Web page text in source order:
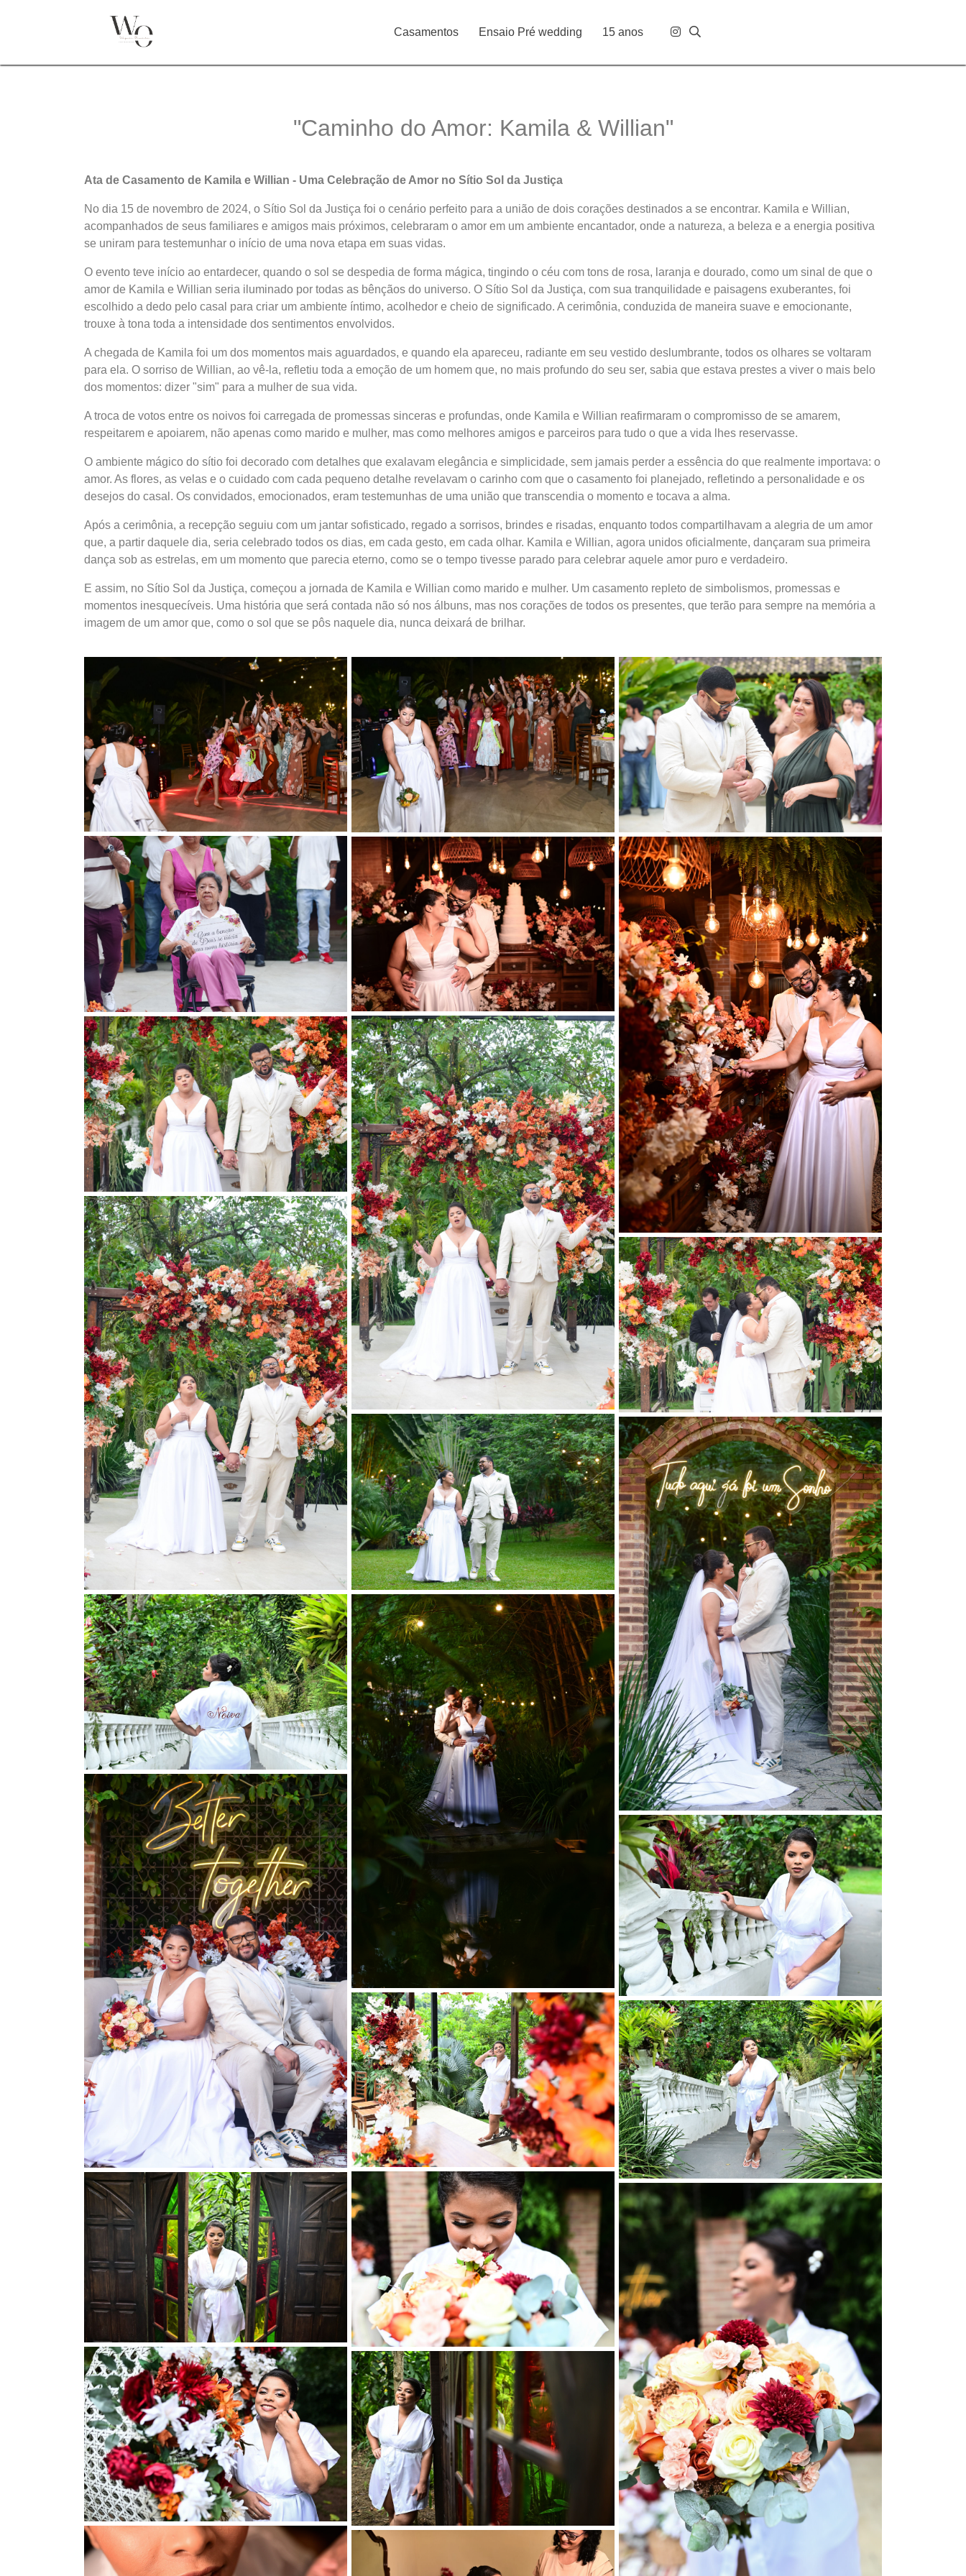
Casamentos Ensaio Pré wedding 15 anos
"Caminho do Amor: Kamila & Willian"
Ata de Casamento de Kamila e Willian - Uma Celebração de Amor no Sítio Sol da Justiça
No dia 15 de novembro de 2024, o Sítio Sol da Justiça foi o cenário perfeito para a união de dois corações destinados a se encontrar. Kamila e Willian,
acompanhados de seus familiares e amigos mais próximos, celebraram o amor em um ambiente encantador, onde a natureza, a beleza e a energia positiva
se uniram para testemunhar o início de uma nova etapa em suas vidas.
O evento teve início ao entardecer, quando o sol se despedia de forma mágica, tingindo o céu com tons de rosa, laranja e dourado, como um sinal de que o
amor de Kamila e Willian seria iluminado por todas as bênçãos do universo. O Sítio Sol da Justiça, com sua tranquilidade e paisagens exuberantes, foi
escolhido a dedo pelo casal para criar um ambiente íntimo, acolhedor e cheio de significado. A cerimônia, conduzida de maneira suave e emocionante,
trouxe à tona toda a intensidade dos sentimentos envolvidos.
A chegada de Kamila foi um dos momentos mais aguardados, e quando ela apareceu, radiante em seu vestido deslumbrante, todos os olhares se voltaram
para ela. O sorriso de Willian, ao vê-la, refletiu toda a emoção de um homem que, no mais profundo do seu ser, sabia que estava prestes a viver o mais belo
dos momentos: dizer "sim" para a mulher de sua vida.
A troca de votos entre os noivos foi carregada de promessas sinceras e profundas, onde Kamila e Willian reafirmaram o compromisso de se amarem,
respeitarem e apoiarem, não apenas como marido e mulher, mas como melhores amigos e parceiros para tudo o que a vida lhes reservasse.
O ambiente mágico do sítio foi decorado com detalhes que exalavam elegância e simplicidade, sem jamais perder a essência do que realmente importava: o
amor. As flores, as velas e o cuidado com cada pequeno detalhe revelavam o carinho com que o casamento foi planejado, refletindo a personalidade e os
desejos do casal. Os convidados, emocionados, eram testemunhas de uma união que transcendia o momento e tocava a alma.
Após a cerimônia, a recepção seguiu com um jantar sofisticado, regado a sorrisos, brindes e risadas, enquanto todos compartilhavam a alegria de um amor
que, a partir daquele dia, seria celebrado todos os dias, em cada gesto, em cada olhar. Kamila e Willian, agora unidos oficialmente, dançaram sua primeira
dança sob as estrelas, em um momento que parecia eterno, como se o tempo tivesse parado para celebrar aquele amor puro e verdadeiro.
E assim, no Sítio Sol da Justiça, começou a jornada de Kamila e Willian como marido e mulher. Um casamento repleto de simbolismos, promessas e
momentos inesquecíveis. Uma história que será contada não só nos álbuns, mas nos corações de todos os presentes, que terão para sempre na memória a
imagem de um amor que, como o sol que se pôs naquele dia, nunca deixará de brilhar.